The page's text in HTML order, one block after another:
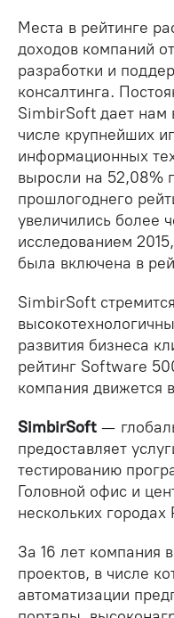
Места в рейтинге
доходов компаний
разработки и
консалтинга.
SimbirSoft дает нам
числе крупнейших
информационных
выросли на 52,08%
прошлогоднего
увеличились более
исследованием
была включена в
SimbirSoft
развития бизнеса
рейтинг Software
компания движется
SimbirSoft —
предоставляет
тестированию
Головной офис и
нескольких
За 16 лет компания
проектов, в числе
автоматизации